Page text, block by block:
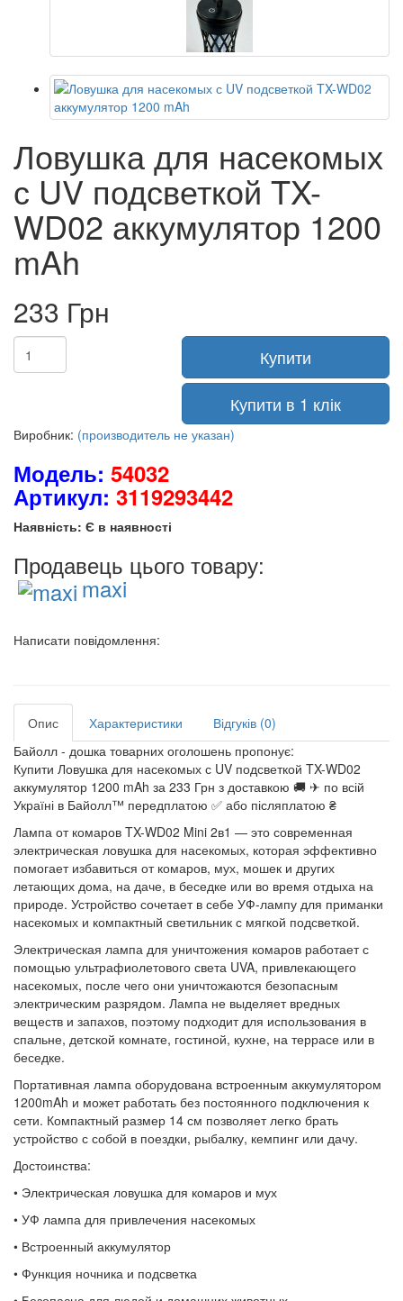
Ловушка для насекомых
с UV подсветкой TX-
WD02 аккумулятор 1200
mAh
233 Грн
Купити
Купити в 1 клік
Виробник: (производитель не указан)
Модель: 54032
Артикул: 3119293442
Наявність: Є в наявності
Продавець цього товару:
maxi
Написати повідомлення:
Опис Характеристики
Відгуків (0)
Байолл - дошка товарних оголошень пропонує:
Купити Ловушка для насекомых с UV подсветкой TX-WD02
аккумулятор 1200 mAh за 233 Грн з доставкою 🚚 ✈ по всій
Україні в Байолл™ передплатою ✅ або післяплатою ₴
Лампа от комаров TX-WD02 Mini 2в1 — это современная
электрическая ловушка для насекомых, которая эффективно
помогает избавиться от комаров, мух, мошек и других
летающих дома, на даче, в беседке или во время отдыха на
природе. Устройство сочетает в себе УФ-лампу для приманки
насекомых и компактный светильник с мягкой подсветкой.
Электрическая лампа для уничтожения комаров работает с
помощью ультрафиолетового света UVA, привлекающего
насекомых, после чего они уничтожаются безопасным
электрическим разрядом. Лампа не выделяет вредных
веществ и запахов, поэтому подходит для использования в
спальне, детской комнате, гостиной, кухне, на террасе или в
беседке.
Портативная лампа оборудована встроенным аккумулятором
1200mAh и может работать без постоянного подключения к
сети. Компактный размер 14 см позволяет легко брать
устройство с собой в поездки, рыбалку, кемпинг или дачу.
Достоинства:
• Электрическая ловушка для комаров и мух
• УФ лампа для привлечения насекомых
• Встроенный аккумулятор
• Функция ночника и подсветка